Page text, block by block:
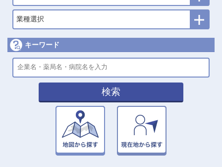
業種選択
キーワード
検索